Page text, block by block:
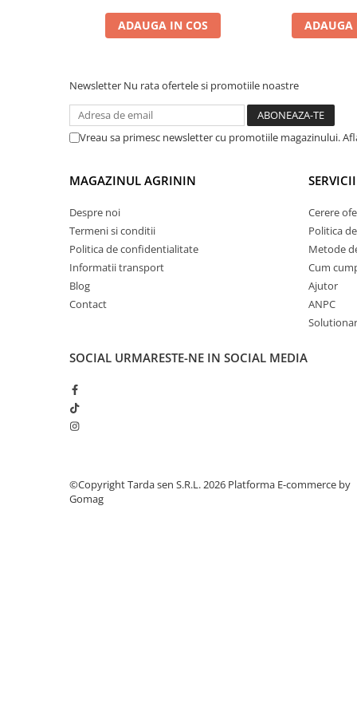
Demarouri drujba
Discuri debitare
Feronerie si accesorii
Fierastraie manuale
Fire motocoasa
Flexuri si Polizoare
Lama motofierastrau / drujba
Lant motofierastrau / drujba
Motocoasa si consumabile /
ADAUGA IN COS ADAUGA
Newsletter Nu rata ofertele si promotiile noastre
Vreau sa primesc newsletter cu promotiile magazinului.
MAGAZINUL AGRININ
Despre noi
Termeni si conditii
Politica de confidentialitate
Informatii transport
Blog
Contact
Cerere
Politica
Metode
Cum
Ajutor
ANPC
SOCIAL URMARESTE-NE IN SOCIAL MEDIA
©Copyright Tarda sen S.R.L. 2026 Platforma E-commerce by
Gomag